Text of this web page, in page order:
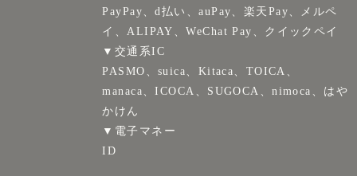
PayPay、d払い、auPay、楽天Pay、メルペ
イ、ALIPAY、WeChat Pay、クイックペイ
▼交通系IC
PASMO、suica、Kitaca、TOICA、
manaca、ICOCA、SUGOCA、nimoca、はや
かけん
▼電子マネー
ID